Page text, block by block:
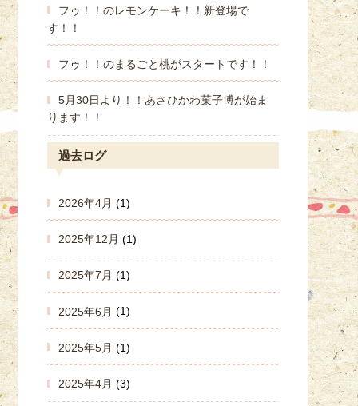
フゥ！！のレモンケーキ！！新登場で
す！！
フゥ！！のまるごと桃がスタートです！！
5月30日より！！あさひかわ菓子博が始ま
ります！！
過去ログ
2026年4月 (1)
2025年12月 (1)
2025年7月 (1)
2025年6月 (1)
2025年5月 (1)
2025年4月 (3)